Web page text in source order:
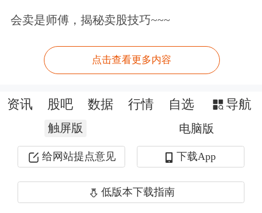
会卖是师傅，揭秘卖股技巧~~~
点击查看更多内容
资讯 股吧 数据 行情 自选 导航
触屏版 电脑版
给网站提点意见 下载App
低版本下载指南